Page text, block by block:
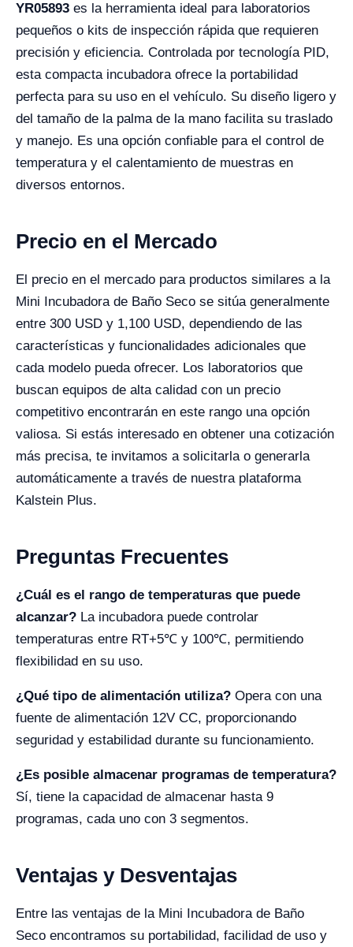
YR05893 es la herramienta ideal para laboratorios
pequeños o kits de inspección rápida que requieren
precisión y eficiencia. Controlada por tecnología PID,
esta compacta incubadora ofrece la portabilidad
perfecta para su uso en el vehículo. Su diseño ligero y
del tamaño de la palma de la mano facilita su traslado
y manejo. Es una opción confiable para el control de
temperatura y el calentamiento de muestras en
diversos entornos.
Precio en el Mercado
El precio en el mercado para productos similares a la
Mini Incubadora de Baño Seco se sitúa generalmente
entre 300 USD y 1,100 USD, dependiendo de las
características y funcionalidades adicionales que
cada modelo pueda ofrecer. Los laboratorios que
buscan equipos de alta calidad con un precio
competitivo encontrarán en este rango una opción
valiosa. Si estás interesado en obtener una cotización
más precisa, te invitamos a solicitarla o generarla
automáticamente a través de nuestra plataforma
Kalstein Plus.
Preguntas Frecuentes
¿Cuál es el rango de temperaturas que puede
alcanzar? La incubadora puede controlar
temperaturas entre RT+5℃ y 100℃, permitiendo
flexibilidad en su uso.
¿Qué tipo de alimentación utiliza? Opera con una
fuente de alimentación 12V CC, proporcionando
seguridad y estabilidad durante su funcionamiento.
¿Es posible almacenar programas de temperatura?
Sí, tiene la capacidad de almacenar hasta 9
programas, cada uno con 3 segmentos.
Ventajas y Desventajas
Entre las ventajas de la Mini Incubadora de Baño
Seco encontramos su portabilidad, facilidad de uso y